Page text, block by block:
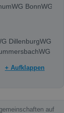
WG BonnWG
DillenburgWG
WG
+ Aufklappen
auf